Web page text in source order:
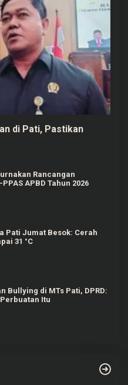
di Pati, Pastikan
Rancangan
APBD Tahun 2026
Pati Jumat Besok: Cerah
31 °C
Bullying di MTs Pati, DPRD:
Itu